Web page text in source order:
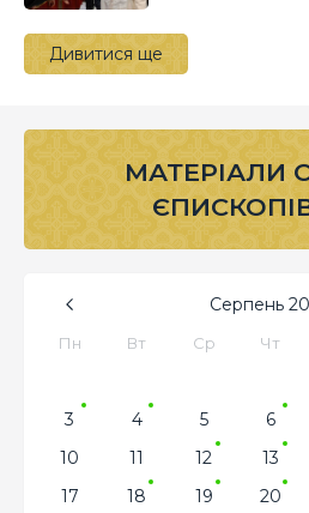
Дивитися ще
МАТЕРІАЛИ
Серпень
Пн Вт Ср Чт
3
4 5 6
10
11 12 13
17
18 19 20